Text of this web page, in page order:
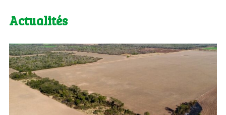
Actualités